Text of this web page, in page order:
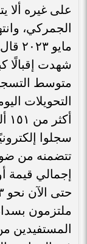
شهدت إقبالًا
سجلوا
تتضمنه من
إجمالي قيمة
ملتزمون
المستفيدين